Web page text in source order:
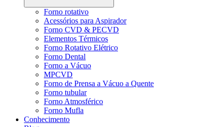
Forno rotativo
Acessórios para Aspirador
Forno CVD & PECVD
Elementos Térmicos
Forno Rotativo Elétrico
Forno Dental
Forno a Vácuo
MPCVD
Forno de Prensa a Vácuo a Quente
Forno tubular
Forno Atmosférico
Forno Mufla
Conhecimento